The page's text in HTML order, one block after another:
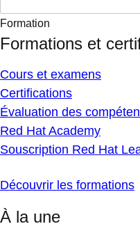
Formation
Formations et
Cours et examens
Certifications
Évaluation des
Red Hat Academy
Souscription Red Hat
Découvrir les formations
À la une